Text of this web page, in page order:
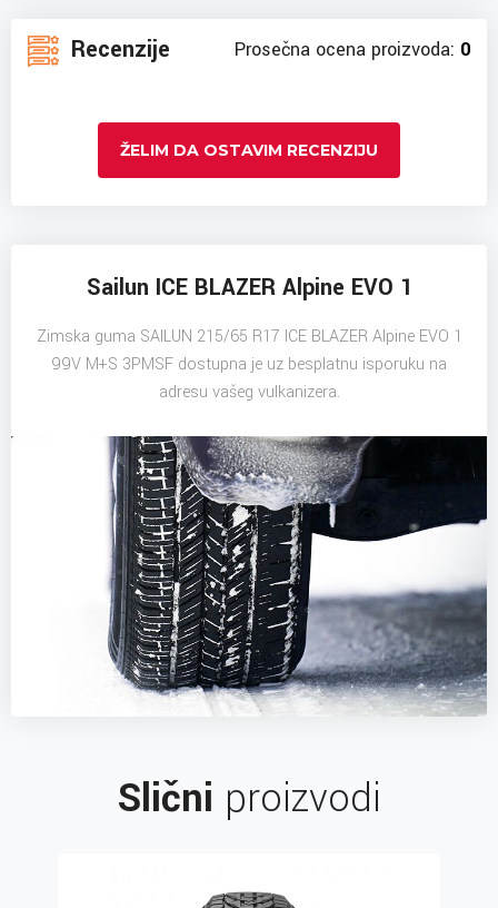
Recenzije Prosečna ocena proizvoda: 0
ŽELIM DA OSTAVIM RECENZIJU
Sailun ICE BLAZER Alpine EVO 1
Zimska guma SAILUN 215/65 R17 ICE BLAZER Alpine EVO 1
99V M+S 3PMSF dostupna je uz besplatnu isporuku na
adresu vašeg vulkanizera.
Slični proizvodi